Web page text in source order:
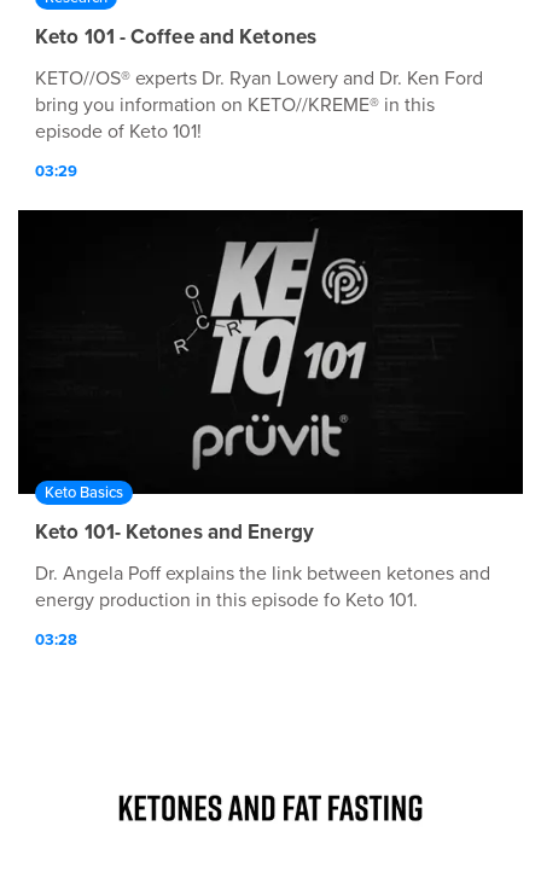
Keto 101 - Coffee and Ketones
KETO//OS® experts Dr. Ryan Lowery and Dr. Ken Ford
bring you information on KETO//KREME® in this
episode of Keto 101!
03:29
Keto Basics
Keto 101- Ketones and Energy
Dr. Angela Poff explains the link between ketones and
energy production in this episode fo Keto 101.
03:28